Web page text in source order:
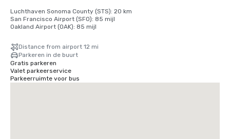
Luchthaven Sonoma County (STS): 20 km
San Francisco Airport (SFO): 85 mijl
Oakland Airport (OAK): 85 mijl
Distance from airport 12 mi
Parkeren in de buurt
Gratis parkeren
Valet parkeerservice
Parkeerruimte voor bus